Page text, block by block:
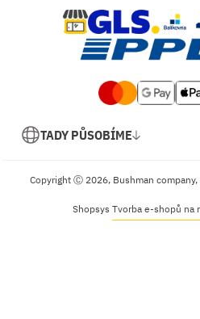
TADY PŮSOBÍME
Copyright Ⓒ 2026, Bushman company,
Shopsys Tvorba e-shopů na